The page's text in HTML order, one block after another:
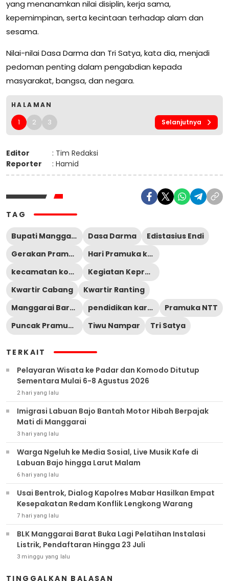
yang menanamkan nilai disiplin, kerja sama,
kepemimpinan, serta kecintaan terhadap alam dan
sesama.
Nilai-nilai Dasa Darma dan Tri Satya, kata dia, menjadi
pedoman penting dalam pengabdian kepada
masyarakat, bangsa, dan negara.
HALAMAN
1 2 3 Selanjutnya
Editor
: Tim Redaksi
Reporter
: Hamid
TAG
Bupati Manggarai Barat Dasa Darma
Edistasius Endi
Gerakan Pramuka
Hari Pramuka ke-64
kecamatan komodo
Kegiatan Kepramukaan
Kwartir Cabang
Kwartir Ranting
Manggarai Barat
pendidikan karakter
Pramuka NTT
Puncak Pramuka Muhamat Sutar
Tiwu Nampar Tri Satya
TERKAIT
Pelayaran Wisata ke Padar dan Komodo Ditutup
Sementara Mulai 6-8 Agustus 2026
2 hari yang lalu
Imigrasi Labuan Bajo Bantah Motor Hibah Berpajak
Mati di Manggarai
3 hari yang lalu
Warga Ngeluh ke Media Sosial, Live Musik Kafe di
Labuan Bajo hingga Larut Malam
6 hari yang lalu
Usai Bentrok, Dialog Kapolres Mabar Hasilkan Empat
Kesepakatan Redam Konflik Lengkong Warang
7 hari yang lalu
BLK Manggarai Barat Buka Lagi Pelatihan Instalasi
Listrik, Pendaftaran Hingga 23 Juli
3 minggu yang lalu
TINGGALKAN BALASAN